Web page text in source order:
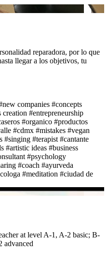
reparadora, por lo que
llegar a los objetivos, tu
companies #concepts
creation #entrepreneurship
#organico #productos
#cdmx #mistakes #vegan
#singing #terapist #cantante
#artistic ideas #business
#psychology
#coach #ayurveda
#meditation #ciudad de
at level A-1, A-2 basic; B-
advanced